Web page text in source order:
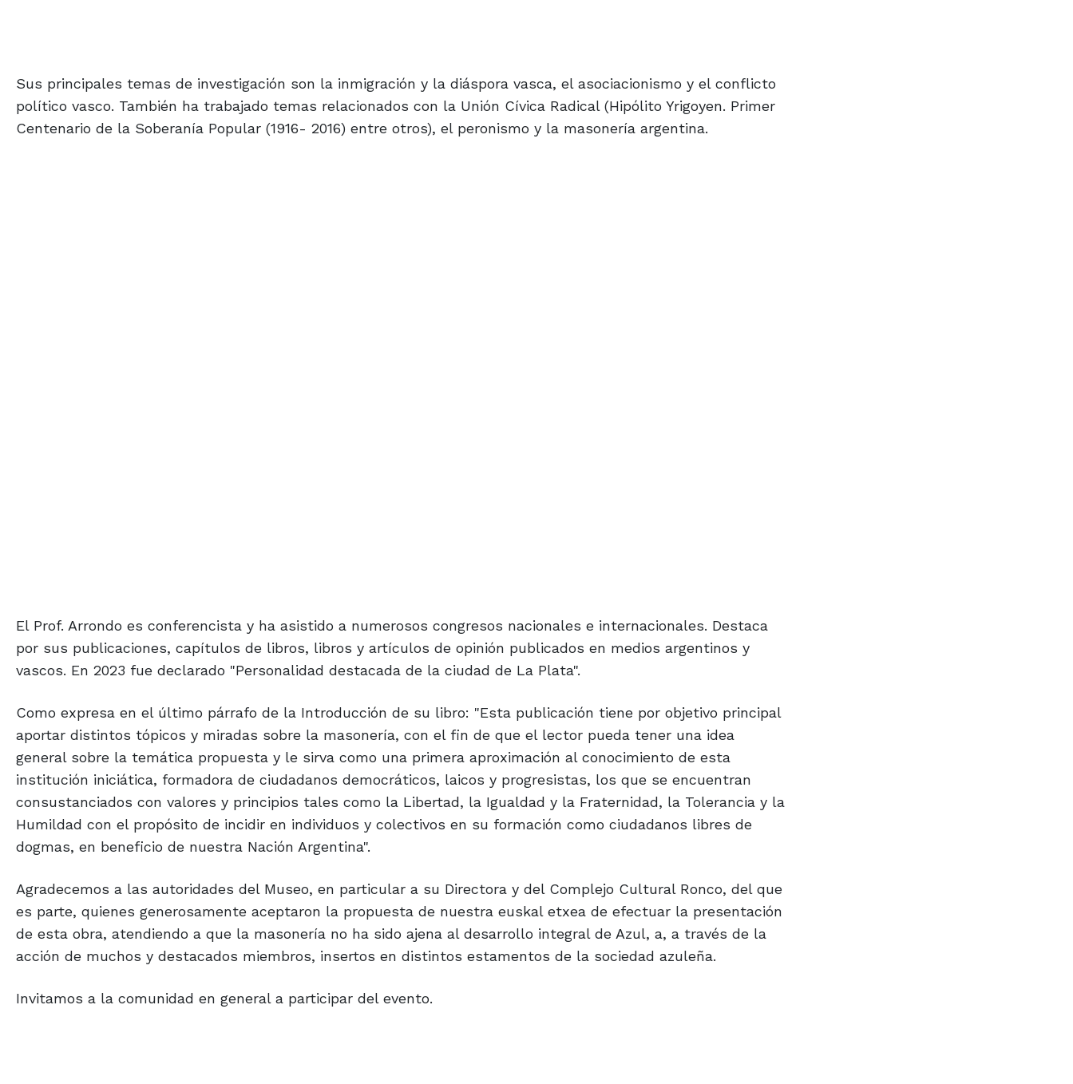
Sus principales temas de investigación son la inmigración y la diáspora vasca, el asociacionismo y el conflicto
político vasco. También ha trabajado temas relacionados con la Unión Cívica Radical (Hipólito Yrigoyen. Primer
Centenario de la Soberanía Popular (1916- 2016) entre otros), el peronismo y la masonería argentina.
El Prof. Arrondo es conferencista y ha asistido a numerosos congresos nacionales e internacionales. Destaca
por sus publicaciones, capítulos de libros, libros y artículos de opinión publicados en medios argentinos y
vascos. En 2023 fue declarado "Personalidad destacada de la ciudad de La Plata".
Como expresa en el último párrafo de la Introducción de su libro: "Esta publicación tiene por objetivo principal
aportar distintos tópicos y miradas sobre la masonería, con el fin de que el lector pueda tener una idea
general sobre la temática propuesta y le sirva como una primera aproximación al conocimiento de esta
institución iniciática, formadora de ciudadanos democráticos, laicos y progresistas, los que se encuentran
consustanciados con valores y principios tales como la Libertad, la Igualdad y la Fraternidad, la Tolerancia y la
Humildad con el propósito de incidir en individuos y colectivos en su formación como ciudadanos libres de
dogmas, en beneficio de nuestra Nación Argentina".
Agradecemos a las autoridades del Museo, en particular a su Directora y del Complejo Cultural Ronco, del que
es parte, quienes generosamente aceptaron la propuesta de nuestra euskal etxea de efectuar la presentación
de esta obra, atendiendo a que la masonería no ha sido ajena al desarrollo integral de Azul, a, a través de la
acción de muchos y destacados miembros, insertos en distintos estamentos de la sociedad azuleña.
Invitamos a la comunidad en general a participar del evento.